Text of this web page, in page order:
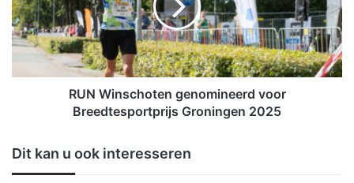
Breedtesportprijs
Groningen
2025
RUN Winschoten genomineerd voor
Breedtesportprijs Groningen 2025
Dit kan u ook interesseren